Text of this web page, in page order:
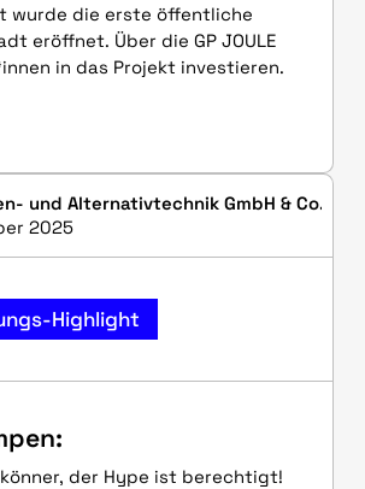
wurde die erste öffentliche
eröffnet. Über die GP JOULE
in das Projekt investieren.
und Alternativtechnik GmbH & Co. KG
2025
Highlight
der Hype ist berechtigt!